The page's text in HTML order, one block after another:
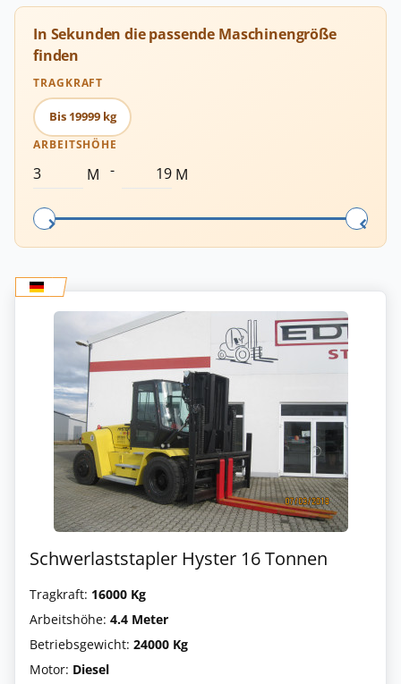
In Sekunden die passende Maschinengröße
finden
TRAGKRAFT
Bis 19999 kg
ARBEITSHÖHE
M - M
Schwerlaststapler Hyster 16 Tonnen
Tragkraft: 16000 Kg
Arbeitshöhe: 4.4 Meter
Betriebsgewicht: 24000 Kg
Motor: Diesel